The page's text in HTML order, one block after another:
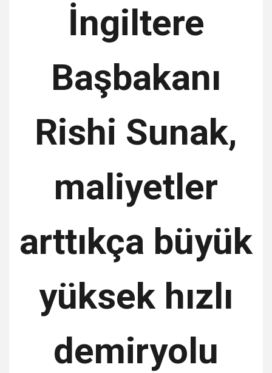
İngiltere
Başbakanı
Rishi Sunak,
maliyetler
arttıkça büyük
yüksek hızlı
demiryolu